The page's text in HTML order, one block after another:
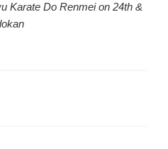
Karate Do Renmei on 24th &